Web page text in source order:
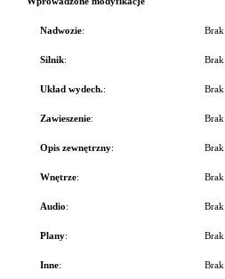
Nadwozie:
Silnik:
Układ wydech.:
Zawieszenie:
Opis zewnętrzny:
Wnętrze:
Audio:
Plany:
Inne: